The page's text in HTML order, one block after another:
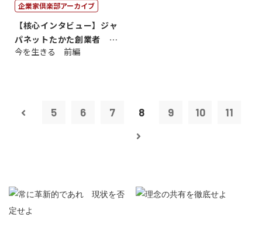
企業家倶楽部アーカイブ
【核心インタビュー】ジャ
パネットたかた創業者 髙
田 明氏
今を生きる 前編
5 6 7 8 9 10 11